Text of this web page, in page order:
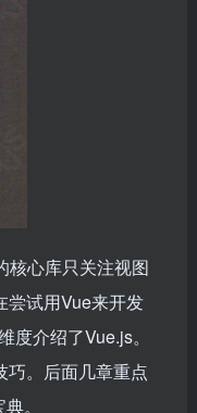
核心库只关注视图
尝试用Vue来开发
介绍了Vue.js。
巧。后面几章重点
。